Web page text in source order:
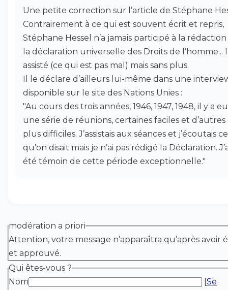
Une petite correction sur l’article de Stéphane
Contrairement à ce qui est souvent écrit et repris,
Stéphane Hessel n’a jamais participé à la
la déclaration universelle des Droits de l’homme...
assisté (ce qui est pas mal) mais sans plus.
Il le déclare d’ailleurs lui-même dans une
disponible sur le site des Nations Unies :
"Au cours des trois années, 1946, 1947, 1948, il y a eu
une série de réunions, certaines faciles et d’autres
plus difficiles. J’assistais aux séances et j’écoutais ce
qu’on disait mais je n’ai pas rédigé la Déclaration.
été témoin de cette période exceptionnelle."
modération a priori
Attention, votre message n’apparaîtra qu’après avoir
et approuvé.
Qui êtes-vous ?
Nom
[Se